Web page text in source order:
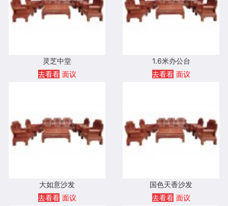
灵芝中堂
去看看 面议
1.6米办公台
去看看 面议
大如意沙发
去看看 面议
国色天香沙发
去看看 面议